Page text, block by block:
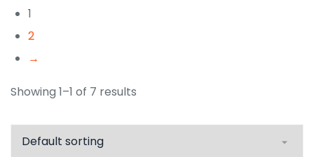
1
2
→
Showing 1–1 of 7 results